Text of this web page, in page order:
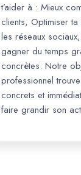
t’aider à : Mieux
clients, Optimiser
les réseaux
gagner du temps
concrètes. Notre
professionnel
concrets et
faire grandir son